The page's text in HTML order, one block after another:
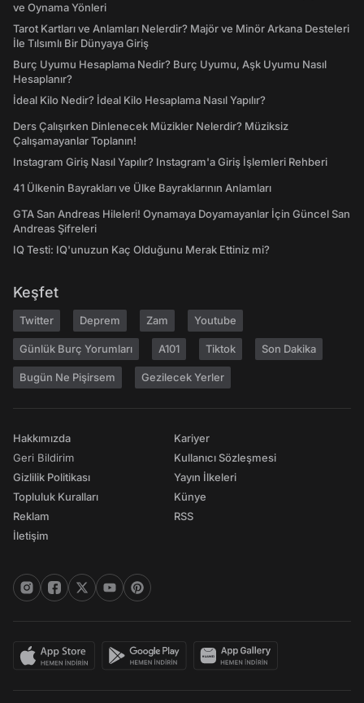
ve Oynama Yönleri
Tarot Kartları ve Anlamları Nelerdir? Majör ve Minör Arkana Desteleri
İle Tılsımlı Bir Dünyaya Giriş
Burç Uyumu Hesaplama Nedir? Burç Uyumu, Aşk Uyumu Nasıl
Hesaplanır?
İdeal Kilo Nedir? İdeal Kilo Hesaplama Nasıl Yapılır?
Ders Çalışırken Dinlenecek Müzikler Nelerdir? Müziksiz
Çalışamayanlar Toplanın!
Instagram Giriş Nasıl Yapılır? Instagram'a Giriş İşlemleri Rehberi
41 Ülkenin Bayrakları ve Ülke Bayraklarının Anlamları
GTA San Andreas Hileleri! Oynamaya Doyamayanlar İçin Güncel San
Andreas Şifreleri
IQ Testi: IQ'unuzun Kaç Olduğunu Merak Ettiniz mi?
Keşfet
Twitter Deprem Zam Youtube
Günlük Burç Yorumları A101 Tiktok Son Dakika
Bugün Ne Pişirsem Gezilecek Yerler
Hakkımızda
Geri Bildirim
Gizlilik Politikası
Topluluk Kuralları
Reklam
İletişim
Kariyer
Kullanıcı Sözleşmesi
Yayın İlkeleri
Künye
RSS